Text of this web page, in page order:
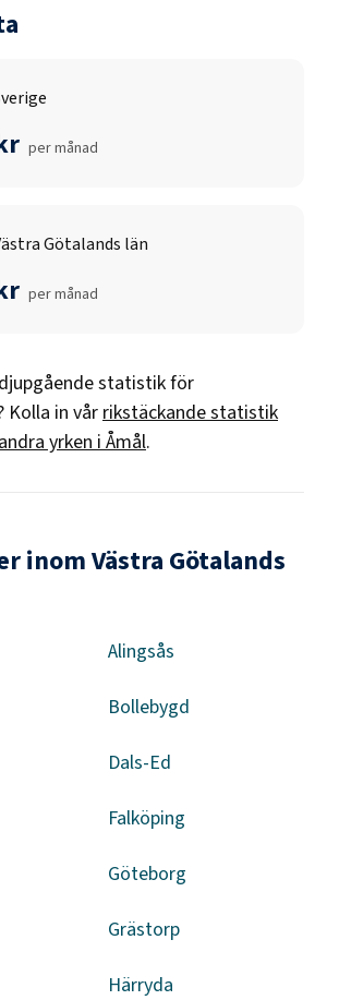
per månad
Götalands län
per månad
statistik för
Kolla in vår rikstäckande statistik
andra yrken i Åmål.
inom Västra Götalands
Alingsås
Bollebygd
Dals-Ed
Falköping
Göteborg
Grästorp
Härryda